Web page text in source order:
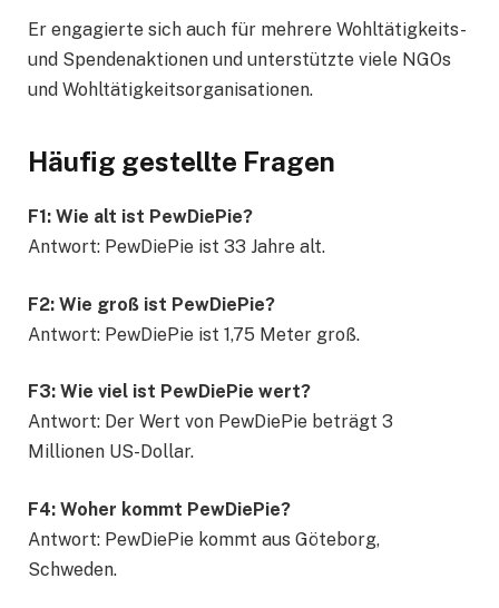
Er engagierte sich auch für mehrere Wohltätigkeits-
und Spendenaktionen und unterstützte viele NGOs
und Wohltätigkeitsorganisationen.
Häufig gestellte Fragen
F1: Wie alt ist PewDiePie?
Antwort: PewDiePie ist 33 Jahre alt.
F2: Wie groß ist PewDiePie?
Antwort: PewDiePie ist 1,75 Meter groß.
F3: Wie viel ist PewDiePie wert?
Antwort: Der Wert von PewDiePie beträgt 3
Millionen US-Dollar.
F4: Woher kommt PewDiePie?
Antwort: PewDiePie kommt aus Göteborg,
Schweden.